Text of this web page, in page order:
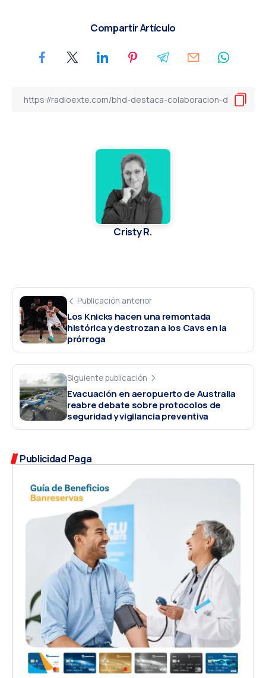
Compartir Artículo
Cristy R.
Publicación anterior
Los Knicks hacen una remontada
histórica y destrozan a los Cavs en la
prórroga
Siguiente publicación
Evacuación en aeropuerto de Australia
reabre debate sobre protocolos de
seguridad y vigilancia preventiva
Publicidad Paga